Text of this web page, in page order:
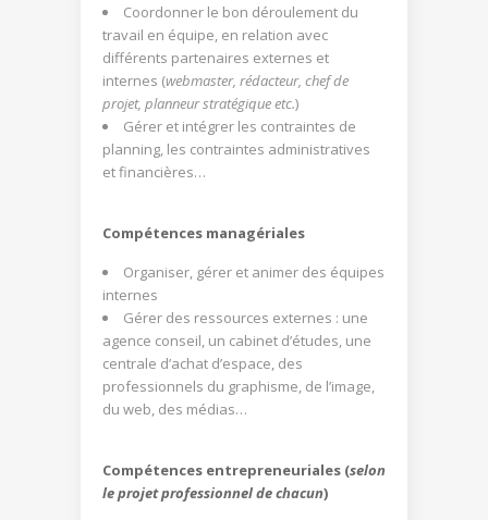
Coordonner le bon déroulement du
travail en équipe, en relation avec
différents partenaires externes et
internes (webmaster, rédacteur, chef de
projet, planneur stratégique etc.)
Gérer et intégrer les contraintes de
planning, les contraintes administratives
et financières…
Compétences managériales
Organiser, gérer et animer des équipes
internes
Gérer des ressources externes : une
agence conseil, un cabinet d’études, une
centrale d’achat d’espace, des
professionnels du graphisme, de l’image,
du web, des médias…
Compétences entrepreneuriales (selon
le projet professionnel de chacun)